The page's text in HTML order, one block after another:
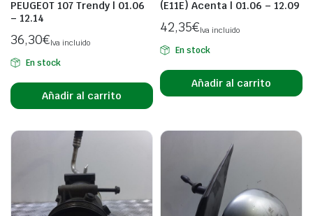
PEUGEOT 107 Trendy | 01.06
– 12.14
36,30€Iva incluido
En stock
Añadir al carrito
(E11E) Acenta | 01.06 – 12.09
42,35€Iva incluido
En stock
Añadir al carrito